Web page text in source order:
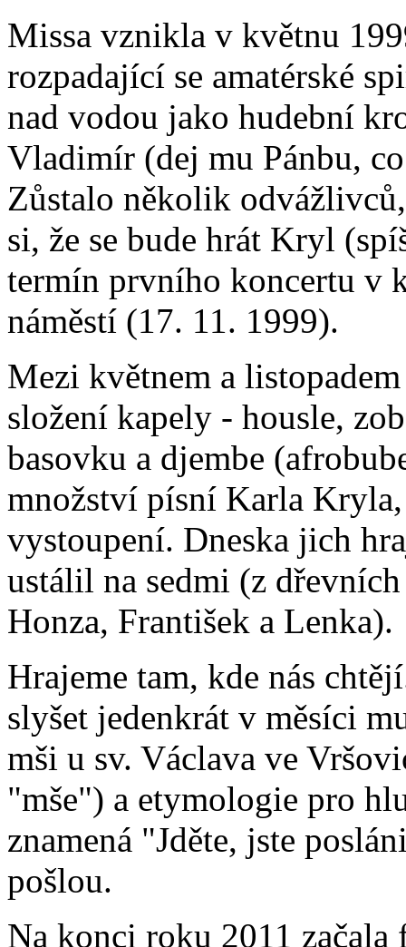
Missa vznikla v květnu
rozpadající se amatérské
nad vodou jako hudební
Vladimír (dej mu Pánbu,
Zůstalo několik
si, že se bude hrát Kryl
termín prvního koncertu v
náměstí (17. 11. 1999).
Mezi květnem a
složení kapely - housle,
basovku a djembe
množství písní Karla
vystoupení. Dneska jich
ustálil na sedmi (z
Honza, František a Lenka).
Hrajeme tam, kde nás
slyšet jedenkrát v měsíci
mši u sv. Václava ve
"mše") a etymologie pro
znamená "Jděte, jste
pošlou.
Na konci roku 2011